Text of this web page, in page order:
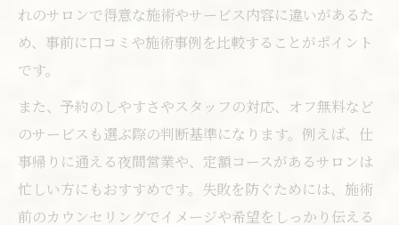
れのサロンで得意な施術やサービス内容に違いがあるた
め、事前に口コミや施術事例を比較することがポイント
です。
また、予約のしやすさやスタッフの対応、オフ無料など
のサービスも選ぶ際の判断基準になります。例えば、仕
事帰りに通える夜間営業や、定額コースがあるサロンは
忙しい方にもおすすめです。失敗を防ぐためには、施術
前のカウンセリングでイメージや希望をしっかり伝える